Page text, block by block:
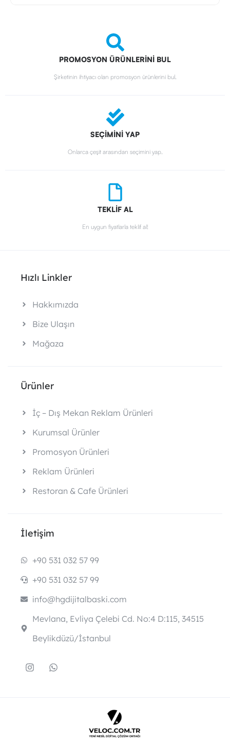
PROMOSYON ÜRÜNLERİNİ BUL
Şirketinin ihtiyacı olan promosyon ürünlerini bul.
SEÇİMİNİ YAP
Onlarca çeşit arasından seçimini yap.
TEKLİF AL
En uygun fiyatlarla teklif al!
Hızlı Linkler
Hakkımızda
Bize Ulaşın
Mağaza
Ürünler
İç – Dış Mekan Reklam Ürünleri
Kurumsal Ürünler
Promosyon Ürünleri
Reklam Ürünleri
Restoran & Cafe Ürünleri
İletişim
+90 531 032 57 99
+90 531 032 57 99
info@hgdijitalbaski.com
Mevlana, Evliya Çelebi Cd. No:4 D:115, 34515
Beylikdüzü/İstanbul